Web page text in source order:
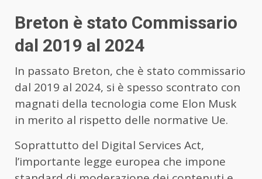
Breton è stato Commissario
dal 2019 al 2024
In passato Breton, che è stato commissario
dal 2019 al 2024, si è spesso scontrato con
magnati della tecnologia come Elon Musk
in merito al rispetto delle normative Ue.
Soprattutto del Digital Services Act,
l’importante legge europea che impone